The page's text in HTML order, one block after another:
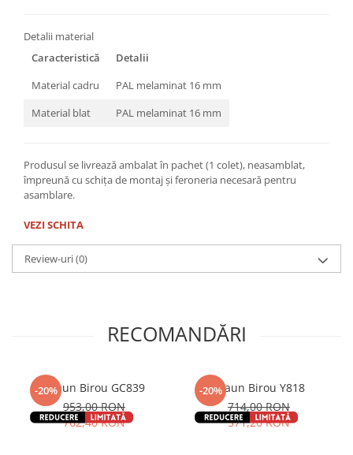
Detalii material
Caracteristică
Detalii
Material cadru
PAL melaminat 16 mm
Material blat
PAL melaminat 16 mm
Produsul se livrează ambalat în pachet (1 colet), neasamblat,
împreună cu schița de montaj și feroneria necesară pentru
asamblare.
VEZI SCHITA
Review-uri(0)
RECOMANDĂRI
-20%
Scaun Birou GC839
953,00 RON
762,40 RON
-20%Scaun Birou Y818
714,00 RON
571,20 RON